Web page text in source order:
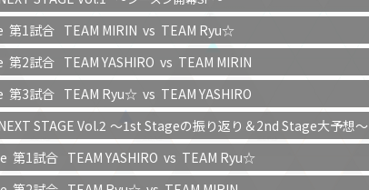
第1試合 TEAM MIRIN vs TEAM Ryu☆
第2試合 TEAM YASHIRO vs TEAM MIRIN
第3試合 TEAM Ryu☆ vs TEAM YASHIRO
STAGE Vol.2 ～1st Stageの振り返り＆2nd Stage大予想～
第1試合 TEAM YASHIRO vs TEAM Ryu☆